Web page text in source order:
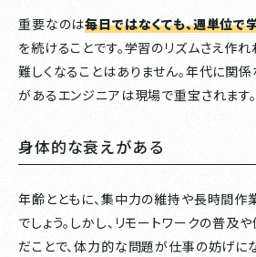
重要なのは毎日ではなくても、週単位
を続けることです。学習のリズムさえ作れ
難しくなることはありません。年代に関
があるエンジニアは現場で重宝されます。
身体的な衰えがある
年齢とともに、集中力の維持や長時間作
でしょう。しかし、リモートワークの普及
だことで、体力的な問題が仕事の妨げに